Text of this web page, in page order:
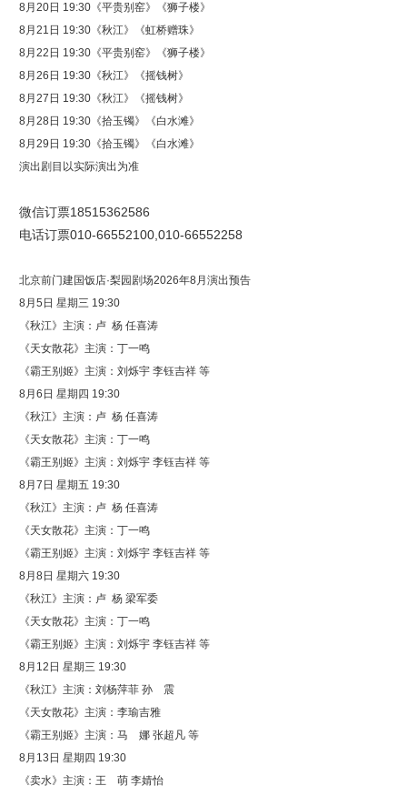
8月20日 19:30《平贵别窑》《狮子楼》
8月21日 19:30《秋江》《虹桥赠珠》
8月22日 19:30《平贵别窑》《狮子楼》
8月26日 19:30《秋江》《摇钱树》
8月27日 19:30《秋江》《摇钱树》
8月28日 19:30《拾玉镯》《白水滩》
8月29日 19:30《拾玉镯》《白水滩》
演出剧目以实际演出为准
微信订票18515362586
电话订票010-66552100,010-66552258
北京前门建国饭店·梨园剧场2026年8月演出预告
8月5日 星期三 19:30
《秋江》主演：卢 杨 任喜涛
《天女散花》主演：丁一鸣
《霸王别姬》主演：刘烁宇 李钰吉祥 等
8月6日 星期四 19:30
《秋江》主演：卢 杨 任喜涛
《天女散花》主演：丁一鸣
《霸王别姬》主演：刘烁宇 李钰吉祥 等
8月7日 星期五 19:30
《秋江》主演：卢 杨 任喜涛
《天女散花》主演：丁一鸣
《霸王别姬》主演：刘烁宇 李钰吉祥 等
8月8日 星期六 19:30
《秋江》主演：卢 杨 梁军委
《天女散花》主演：丁一鸣
《霸王别姬》主演：刘烁宇 李钰吉祥 等
8月12日 星期三 19:30
《秋江》主演：刘杨萍菲 孙 震
《天女散花》主演：李瑜吉雅
《霸王别姬》主演：马 娜 张超凡 等
8月13日 星期四 19:30
《卖水》主演：王 萌 李婧怡